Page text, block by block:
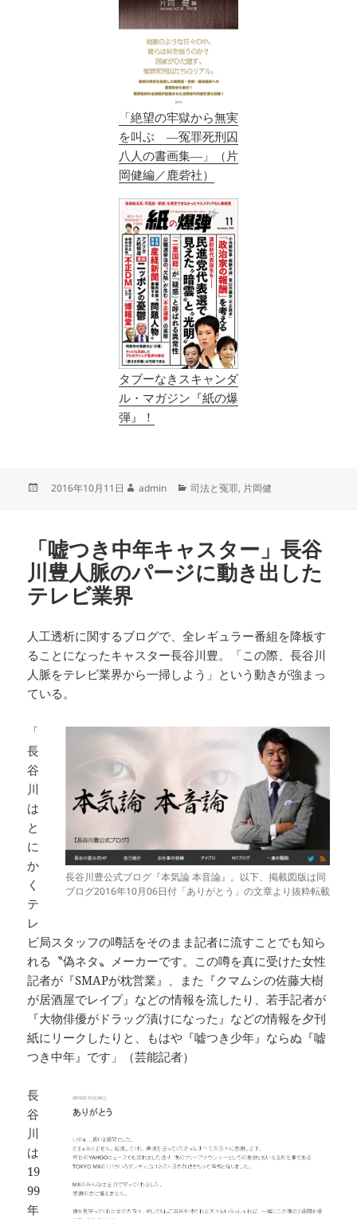
「絶望の牢獄から無実
を叫ぶ ―冤罪死刑囚
八人の書画集―」（片
岡健編／鹿砦社）
タブーなきスキャンダ
ル・マガジン『紙の爆
弾』！
2016年10月11日
作
admin
カ
ー
司法と冤罪, 片岡健
「嘘つき中年キャスター」長谷
川豊人脈のパージに動き出した
テレビ業界
人工透析に関するブログで、全レギュラー番組を降板す
ることになったキャスター長谷川豊。「この際、長谷川
人脈をテレビ業界から一掃しよう」という動きが強まっ
ている。
長谷川豊公式ブログ『本気論 本音論』。以下、掲載図版は同
ブログ2016年10月06日付「ありがとう」の文章より抜粋転載
「
長
谷
川
は
と
に
か
く
テ
レ
ビ局スタッフの噂話をそのまま記者に流すことでも知ら
れる〝偽ネタ〟メーカーです。この噂を真に受けた女性
記者が『SMAPが枕営業』、また『クマムシの佐藤大樹
が居酒屋でレイプ』などの情報を流したり、若手記者が
『大物俳優がドラッグ漬けになった』などの情報を夕刊
紙にリークしたりと、もはや『嘘つき少年』ならぬ『嘘
つき中年』です」（芸能記者）
長
谷
川
は
19
99
年